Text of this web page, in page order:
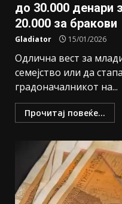
до 30.000 денари
20.000 за бракови
Gladiator 15/01/2026
Одлична вест за
семејство или да
градоначалникот на...
Прочитај повеќе...